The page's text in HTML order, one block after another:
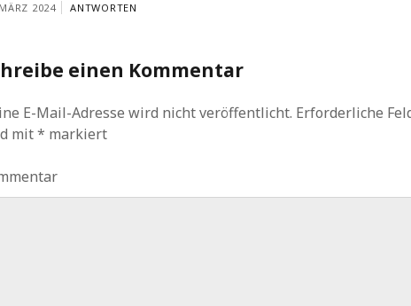
2024 ANTWORTEN
einen Kommentar
E-Mail-Adresse wird nicht veröffentlicht. Erforderliche
mit* markiert